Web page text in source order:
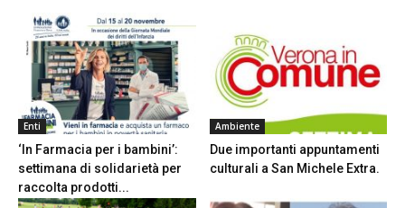
Enti
‘In Farmacia per i bambini’:
settimana di solidarietà per
raccolta prodotti...
Ambiente
Due importanti appuntamenti
culturali a San Michele Extra.